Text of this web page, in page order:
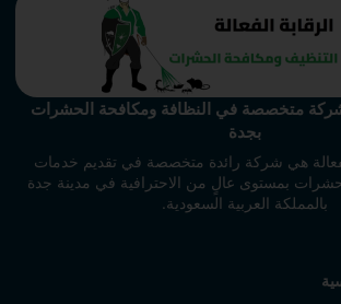
- شركة متخصصة في النظافة ومكافحة الحشرات
بجدة
هي شركة رائدة متخصصة في تقديم خدمات
بمستوى عالٍ من الاحترافية في مدينة جدة
بالمملكة العربية السعودية.